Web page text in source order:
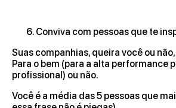
Conviva com pessoas que te
Suas companhias, queira você ou
Para o bem (para a alta performance
profissional) ou não.
Você é a média das 5 pessoas que